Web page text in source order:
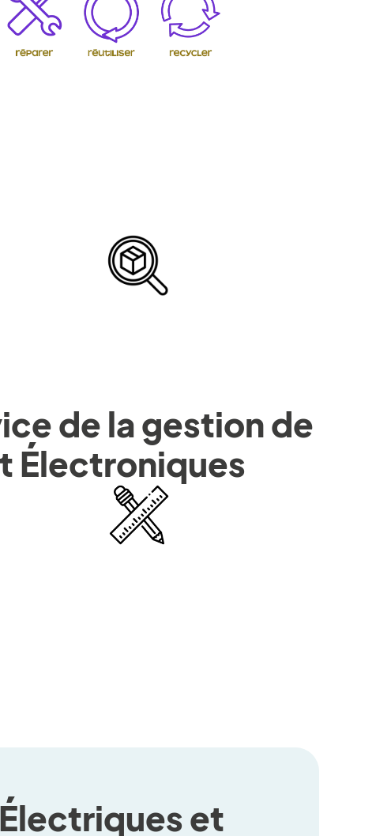
de la gestion de
Électroniques
et